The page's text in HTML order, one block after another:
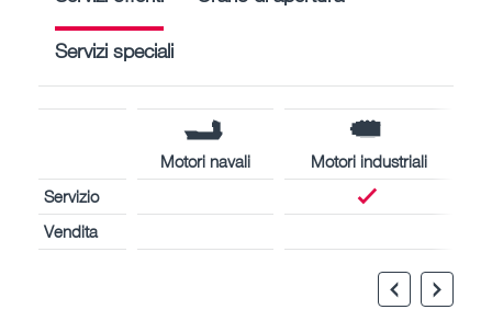
Servizi speciali
Motori navali
Motori industriali
Servizio
Vendita